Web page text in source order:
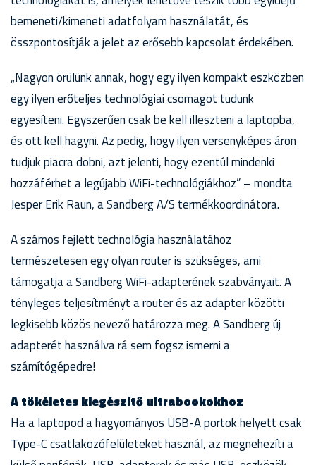
bemeneti/kimeneti adatfolyam használatát, és
összpontosítják a jelet az erősebb kapcsolat érdekében.
„Nagyon örülünk annak, hogy egy ilyen kompakt eszközben
egy ilyen erőteljes technológiai csomagot tudunk
egyesíteni. Egyszerűen csak be kell illeszteni a laptopba,
és ott kell hagyni. Az pedig, hogy ilyen versenyképes áron
tudjuk piacra dobni, azt jelenti, hogy ezentúl mindenki
hozzáférhet a legújabb WiFi-technológiákhoz” – mondta
Jesper Erik Raun, a Sandberg A/S termékkoordinátora.
A számos fejlett technológia használatához
természetesen egy olyan router is szükséges, ami
támogatja a Sandberg WiFi-adapterének szabványait. A
tényleges teljesítményt a router és az adapter közötti
legkisebb közös nevező határozza meg. A Sandberg új
adapterét használva rá sem fogsz ismerni a
számítógépedre!
A tökéletes kiegészítő ultrabookokhoz
Ha a laptopod a hagyományos USB-A portok helyett csak
Type-C csatlakozófelületeket használ, az megnehezíti a